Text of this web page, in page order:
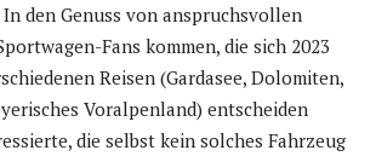
den Genuss von anspruchsvollen
Fans kommen, die sich 2023
Reisen (Gardasee, Dolomiten,
Voralpenland) entscheiden
die selbst kein solches Fahrzeug